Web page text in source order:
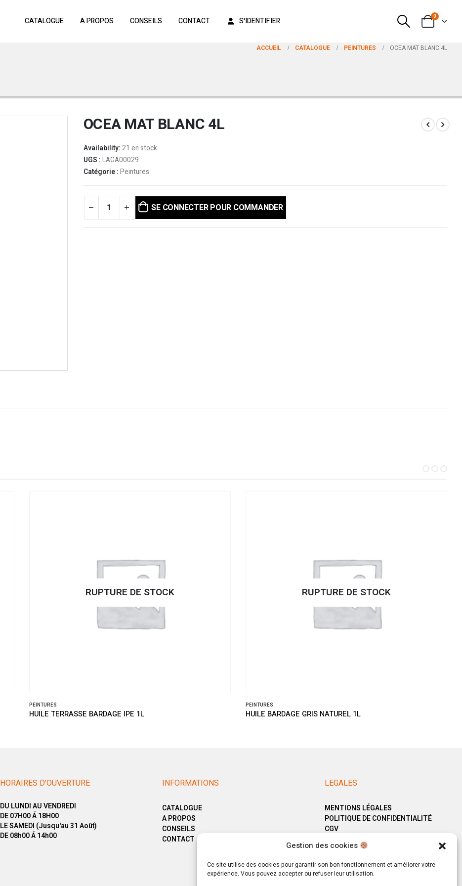
Gestion des cookies
Ce site utilise des cookies pour garantir son bon fonctionnement et améliorer votre
expérience. Vous pouvez accepter ou refuser leur utilisation.
CATALOGUE A PROPOS CONSEILS CONTACT S'IDENTIFIER 0
ACCUEIL CATALOGUE PEINTURES OCEA MAT BLANC 4L
OCEA MAT BLANC 4L
Availability: 21 en stock
UGS : LAGA00029
Catégorie : Peintures
SE CONNECTER POUR COMMANDER
RUPTURE DE STOCK
PEINTURES
HUILE TERRASSE BARDAGE IPE 1L
RUPTURE DE STOCK
PEINTURES
HUILE BARDAGE GRIS NATUREL 1L
HORAIRES D’OUVERTURE
DU LUNDI AU VENDREDI
DE 07H00 Á 18H00
LE SAMEDI (Jusqu'au 31 Août)
DE 08h00 Á 14h00
INFORMATIONS
CATALOGUE
A PROPOS
CONSEILS
CONTACT
LEGALES
MENTIONS LÉGALES
POLITIQUE DE CONFIDENTIALITÉ
CGV